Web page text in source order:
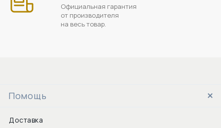
Официальная гарантия
от производителя
на весь товар.
Помощь
Доставка